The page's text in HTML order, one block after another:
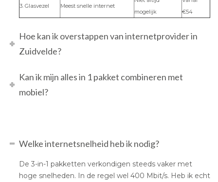
3. Glasvezel Meest snelle internet
mogelijk
€54
Hoe kan ik overstappen van internetprovider in
Zuidvelde?
Kan ik mijn alles in 1 pakket combineren met
mobiel?
Welke internetsnelheid heb ik nodig?
De 3-in-1 pakketten verkondigen steeds vaker met
hoge snelheden. In de regel wel 400 Mbit/s. Heb ik echt